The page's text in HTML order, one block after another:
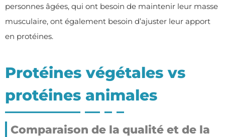
personnes âgées, qui ont besoin de maintenir leur masse
musculaire, ont également besoin d’ajuster leur apport
en protéines.
Protéines végétales vs
protéines animales
Comparaison de la qualité et de la